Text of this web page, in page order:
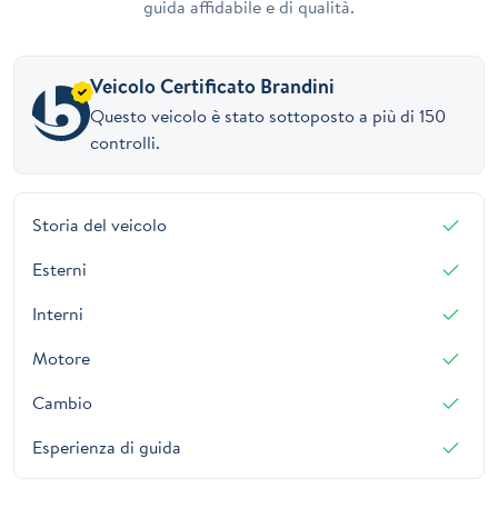
guida affidabile e di qualità.
Veicolo Certificato Brandini
Questo veicolo è stato sottoposto a più di 150
controlli.
Storia del veicolo
Esterni
Interni
Motore
Cambio
Esperienza di guida